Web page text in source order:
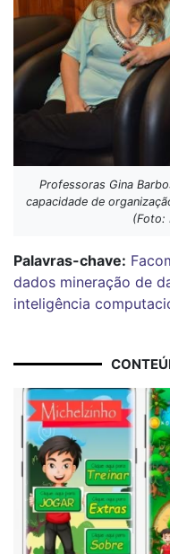
Professoras Gina
capacidade de
(Foto:
Palavras-chave:
dados mineração de
inteligência